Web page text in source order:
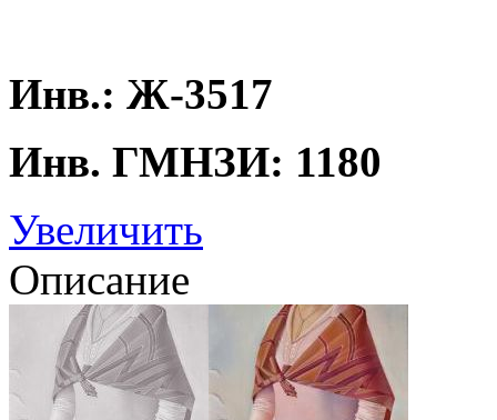
Инв.: Ж-3517
Инв. ГМНЗИ: 1180
Увеличить
Описание